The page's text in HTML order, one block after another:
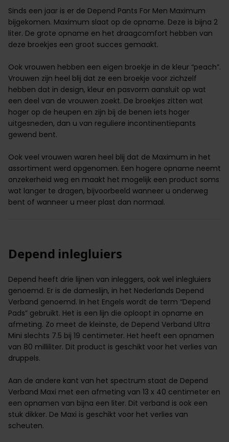
Sinds een jaar is er de Depend Pants For Men Maximum
bijgekomen. Maximum slaat op de opname. Deze is bijna 2
liter. De grote opname en het draagcomfort hebben van
deze broekjes een groot succes gemaakt.
Ook vrouwen hebben een eigen broekje in de kleur “peach”.
Vrouwen zijn heel blij dat ze een broekje voor zichzelf
hebben dat in design, kleur en pasvorm aansluit op wat
een deel van de vrouwen zoekt. De broekjes zitten wat
hoger op de heupen en zijn bij de benen iets hoger
uitgesneden, dan u van reguliere incontinentiepants
gewend bent.
Ook veel vrouwen waren heel blij dat de Maximum in het
assortiment werd opgenomen. Een hogere opname neemt
onzekerheid weg en maakt het mogelijk een product soms
wat langer te dragen, bijvoorbeeld wanneer u onderweg
bent of wanneer u meer plast dan normaal.
Depend inlegluiers
Depend heeft drie lijnen van inleggers, ook wel inlegluiers
genoemd. Er is de dameslijn, in het Nederlands Depend
Verband genoemd. In het Engels wordt de term “Depend
Pads” gebruikt. Het is een lijn die oploopt in opname en
afmeting. Zo meet de kleinste, de Depend Verband Ultra
Mini slechts 7.5 bij 19 centimeter. Het heeft een opnamen
van 80 milliliter. Dit product is geschikt voor het verlies van
druppels.
Aan de andere kant van het spectrum staat de Depend
Verband Maxi met een afmeting van 13 x 40 centimeter en
een opnamen van bijna een liter. Dit verband is ook een
stuk dikker. De Maxi is geschikt voor het verlies van
scheuten.